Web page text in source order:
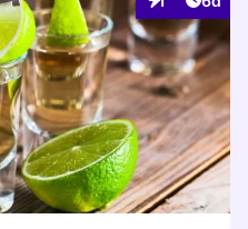
Interaktionen